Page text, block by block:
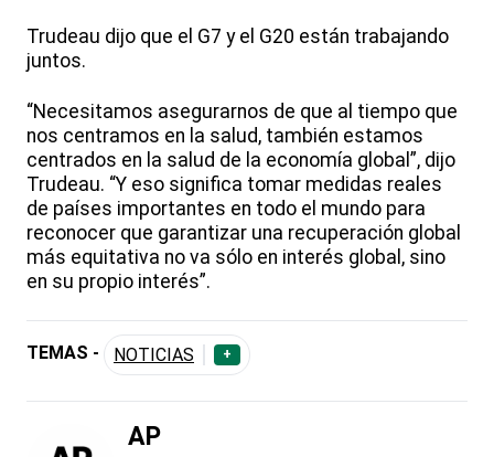
Trudeau dijo que el G7 y el G20 están trabajando
juntos.
“Necesitamos asegurarnos de que al tiempo que
nos centramos en la salud, también estamos
centrados en la salud de la economía global”, dijo
Trudeau. “Y eso significa tomar medidas reales
de países importantes en todo el mundo para
reconocer que garantizar una recuperación global
más equitativa no va sólo en interés global, sino
en su propio interés”.
TEMAS - NOTICIAS +
AP